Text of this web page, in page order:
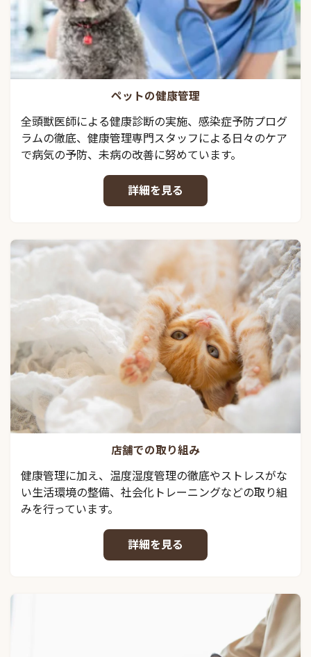
ペットの健康管理
全頭獣医師による健康診断の実施、感染症予防プログ
ラムの徹底、健康管理専門スタッフによる日々のケア
で病気の予防、未病の改善に努めています。
詳細を見る
店舗での取り組み
健康管理に加え、温度湿度管理の徹底やストレスがな
い生活環境の整備、社会化トレーニングなどの取り組
みを行っています。
詳細を見る